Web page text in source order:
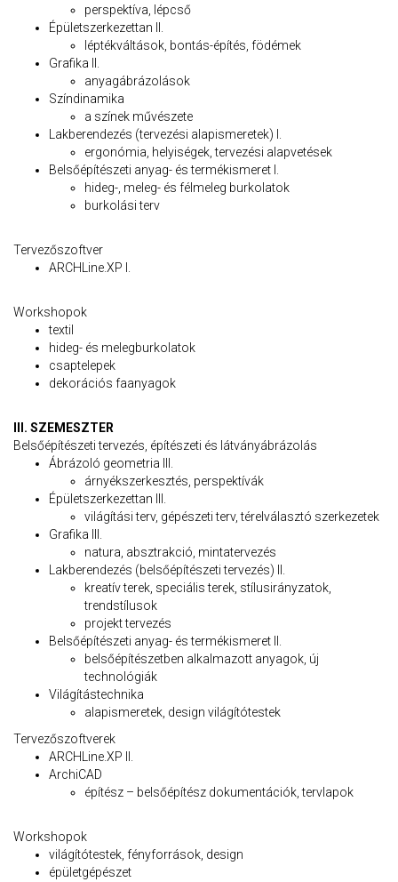
perspektíva, lépcső
Épületszerkezettan II.
léptékváltások, bontás-építés, födémek
Grafika II.
anyagábrázolások
Színdinamika
a színek művészete
Lakberendezés (tervezési alapismeretek) I.
ergonómia, helyiségek, tervezési alapvetések
Belsőépítészeti anyag- és termékismeret I.
hideg-, meleg- és félmeleg burkolatok
burkolási terv
Tervezőszoftver
ARCHLine.XP I.
Workshopok
textil
hideg- és melegburkolatok
csaptelepek
dekorációs faanyagok
III. SZEMESZTER
Belsőépítészeti tervezés, építészeti és látványábrázolás
Ábrázoló geometria III.
árnyékszerkesztés, perspektívák
Épületszerkezettan III.
világítási terv, gépészeti terv, térelválasztó szerkezetek
Grafika III.
natura, absztrakció, mintatervezés
Lakberendezés (belsőépítészeti tervezés) II.
kreatív terek, speciális terek, stílusirányzatok,
trendstílusok
projekt tervezés
Belsőépítészeti anyag- és termékismeret II.
belsőépítészetben alkalmazott anyagok, új
technológiák
Világítástechnika
alapismeretek, design világítótestek
Tervezőszoftverek
ARCHLine.XP II.
ArchiCAD
építész – belsőépítész dokumentációk, tervlapok
Workshopok
világítótestek, fényforrások, design
épületgépészet